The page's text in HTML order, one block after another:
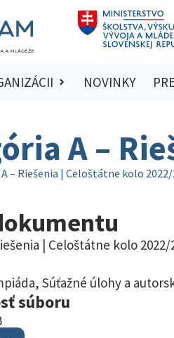
NOVINKY
A –
– Riešenia | Celoštátne kolo 2022/
| Celoštátne kolo 2022/
, Súťažné úlohy a
súboru